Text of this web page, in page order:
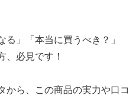
る」「本当に買うべき？」
、必見です！
から、この商品の実力や口コ